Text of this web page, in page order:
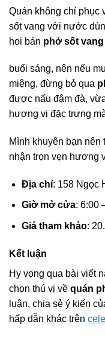
Quán không chỉ phục
sốt vang với nước
hoi bán phở sốt vang
buổi sáng, nên nếu
miệng, đừng bỏ qua
được nấu đậm đà,
hương vị đặc trưng
Mình khuyên bạn
nhận trọn vẹn hương
Địa chỉ: 158 Ngọc
Giờ mở cửa: 6:00
Giá tham khảo:
Kết luận
Hy vọng qua bài viết
chọn thú vị về quán
luận, chia sẻ ý kiến
hấp dẫn khác trên